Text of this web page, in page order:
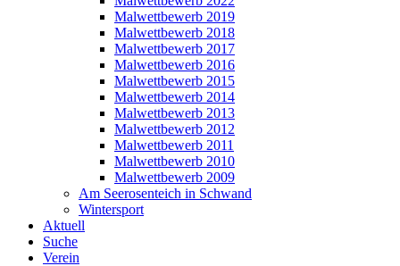
Malwettbewerb 2019
Malwettbewerb 2018
Malwettbewerb 2017
Malwettbewerb 2016
Malwettbewerb 2015
Malwettbewerb 2014
Malwettbewerb 2013
Malwettbewerb 2012
Malwettbewerb 2011
Malwettbewerb 2010
Malwettbewerb 2009
Am Seerosenteich in Schwand
Wintersport
Aktuell
Suche
Verein